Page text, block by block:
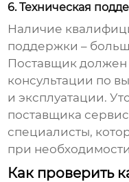
6. Техническая
Наличие
поддержки –
Поставщик должен
консультации по
и эксплуатации.
поставщика
специалисты,
при
Как проверить